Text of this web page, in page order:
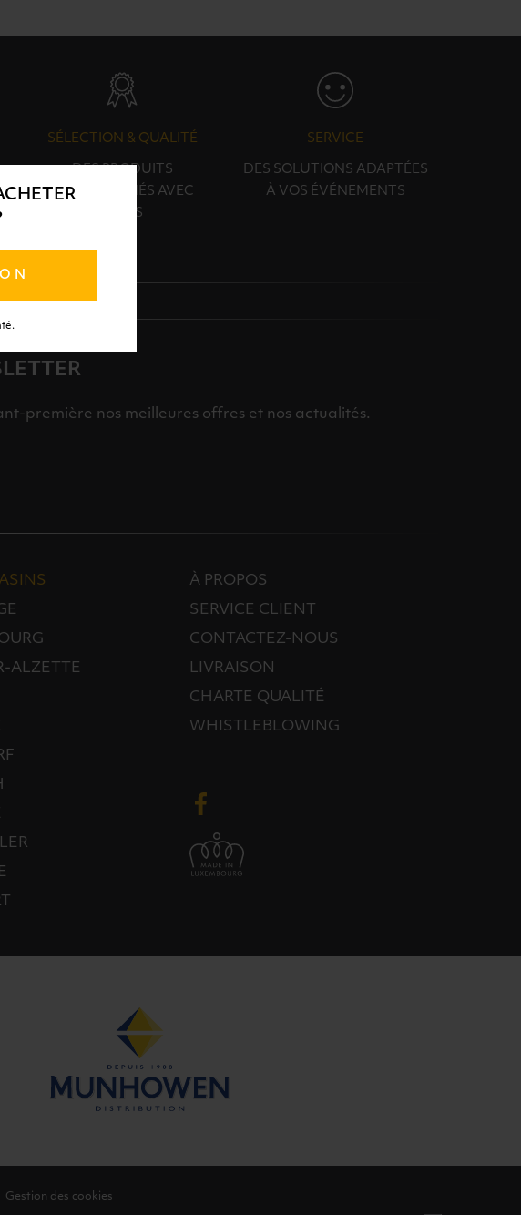
SÉLECTION & QUALITÉ
DES PRODUITS
SÉLECTIONNÉS AVEC
SOINS
SERVICE
DES SOLUTIONS ADAPTÉES
À VOS ÉVÉNEMENTS
première nos meilleures offres et nos actualités.
ALZETTE
À PROPOS
SERVICE CLIENT
CONTACTEZ-NOUS
LIVRAISON
CHARTE QUALITÉ
WHISTLEBLOWING
Gestion des cookies